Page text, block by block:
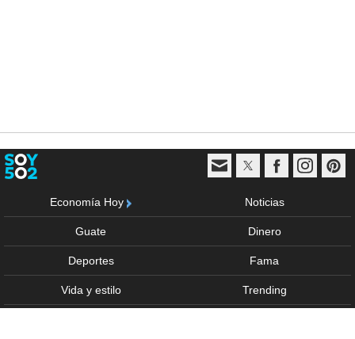
Economía Hoy Noticias
Guate Dinero
Deportes Fama
Vida y estilo Trending